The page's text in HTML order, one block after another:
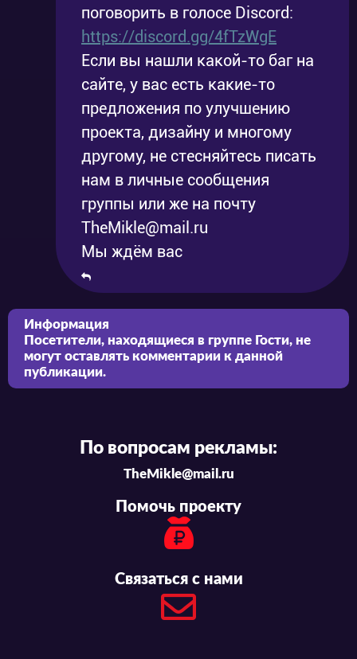
поговорить в голосе Discord:
https://discord.gg/4fTzWgE
Если вы нашли какой-то баг на
сайте, у вас есть какие-то
предложения по улучшению
проекта, дизайну и многому
другому, не стесняйтесь писать
нам в личные сообщения
группы или же на почту
TheMikle@mail.ru
Мы ждём вас
Информация
Посетители, находящиеся в группе Гости, не
могут оставлять комментарии к данной
публикации.
По вопросам рекламы:
TheMikle@mail.ru
Помочь проекту
Связаться с нами